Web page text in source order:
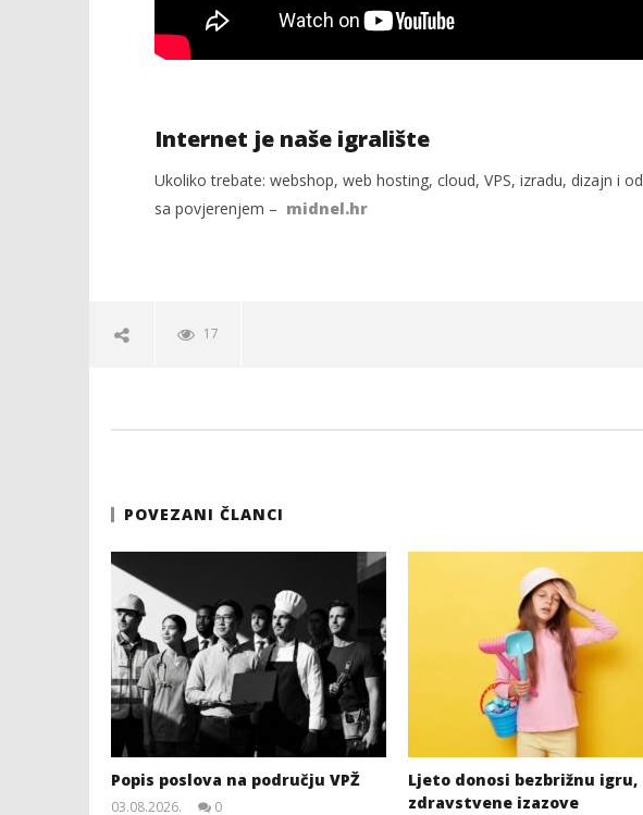
Internet je naše igralište
Ukoliko trebate: webshop, web hosting, cloud, VPS, izradu, dizajn i
sa povjerenjem – midnel.hr
17
POVEZANI ČLANCI
Popis poslova na području VPŽ
03.08.2026.
0
Ljeto donosi bezbrižnu igru,
zdravstvene izazove